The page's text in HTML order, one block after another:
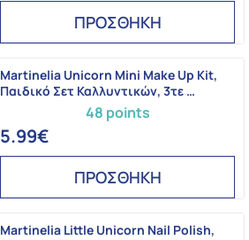
ΠΡΟΣΘΗΚΗ
48 points
Martinelia Unicorn Mini Make Up Kit,
Παιδικό Σετ Καλλυντικών, 3τε …
5.99€
ΠΡΟΣΘΗΚΗ
Martinelia Little Unicorn Nail Polish,